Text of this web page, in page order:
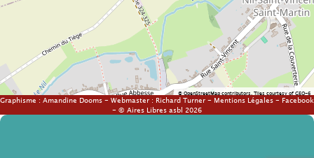
©OpenStreetMapcontributors. Tiles courtesy ofGEO-6
Graphisme : Amandine Dooms - Webmaster : Richard Turner - Mentions Légales - Facebook
- © Aires Libres asbl 2026